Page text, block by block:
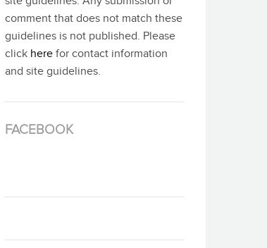
comment that does not match these
guidelines is not published. Please
click here for contact information
and site guidelines.
FACEBOOK